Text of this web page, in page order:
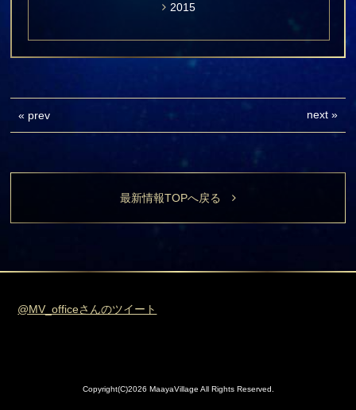
2015
« prev next»
最新情報TOPへ戻る
@MV_officeさんのツイート
Copyright(C)2026 MaayaVillage All Rights Reserved.